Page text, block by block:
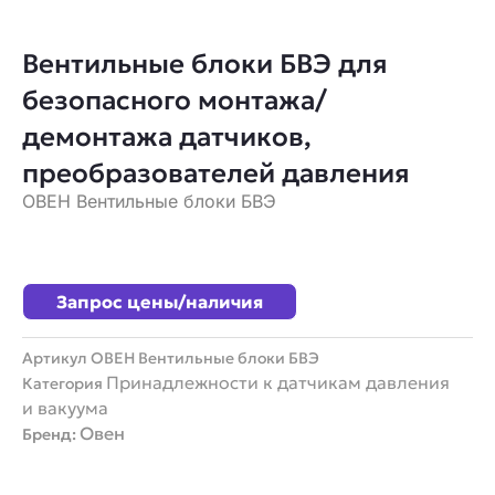
Вентильные блоки БВЭ для
безопасного монтажа/
демонтажа датчиков,
преобразователей давления
ОВЕН Вентильные блоки БВЭ
Запрос цены/наличия
Артикул ОВЕН Вентильные блоки БВЭ
Категория Принадлежности к датчикам давления
и вакуума
Бренд: Овен